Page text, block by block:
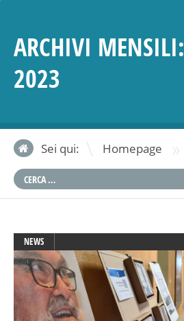
ARCHIVI MENSILI:
2023
Sei qui: Homepage »
NEWS